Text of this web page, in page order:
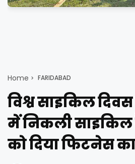
Home FARIDABAD
विश्व साइकिल
में निकली
को दिया फिटनेस